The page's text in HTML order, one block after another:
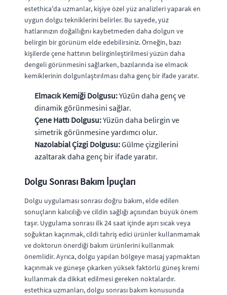
estethica'da uzmanlar, kişiye özel yüz analizleri yaparak en
uygun dolgu tekniklerini belirler. Bu sayede, yüz
hatlarınızın doğallığını kaybetmeden daha dolgun ve
belirgin bir görünüm elde edebilirsiniz. Örneğin, bazı
kişilerde çene hattının belirginleştirilmesi yüzün daha
dengeli görünmesini sağlarken, bazılarında ise elmacık
kemiklerinin dolgunlaştırılması daha genç bir ifade yaratır.
Elmacık Kemiği Dolgusu:Yüzün daha genç ve
dinamik görünmesini sağlar.
Çene Hattı Dolgusu:Yüzün daha belirgin ve
simetrik görünmesine yardımcı olur.
Nazolabial Çizgi Dolgusu:Gülme çizgilerini
azaltarak daha genç bir ifade yaratır.
Dolgu Sonrası Bakım İpuçları
Dolgu uygulaması sonrası doğru bakım, elde edilen
sonuçların kalıcılığı ve cildin sağlığı açısından büyük önem
taşır. Uygulama sonrası ilk 24 saat içinde aşırı sıcak veya
soğuktan kaçınmak, cildi tahriş edici ürünler kullanmamak
ve doktorun önerdiği bakım ürünlerini kullanmak
önemlidir. Ayrıca, dolgu yapılan bölgeye masaj yapmaktan
kaçınmak ve güneşe çıkarken yüksek faktörlü güneş kremi
kullanmak da dikkat edilmesi gereken noktalardır.
estethica uzmanları, dolgu sonrası bakım konusunda